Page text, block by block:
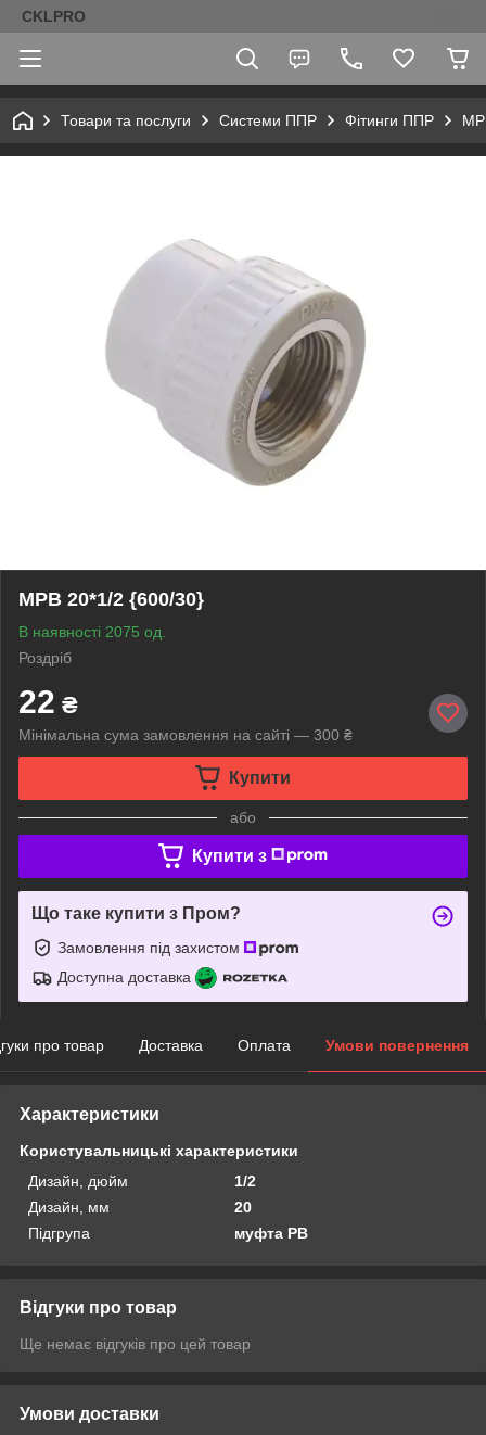
CKLPRO
Товари та послуги Системи ППР Фітинги ППР
МРВ 20*1/2 {600/30}
В наявності 2075 од.
Роздріб
22 ₴
Мінімальна сума замовлення на сайті — 300 ₴
Купити
або
Купити з
Що таке купити з Пром?
Замовлення під захистом
Доступна доставка
про товар Доставка Оплата Умови повернення
Характеристики
Користувальницькі характеристики
Дизайн, дюйм
1/2
Дизайн, мм
20
Підгрупа
муфта РВ
Відгуки про товар
Ще немає відгуків про цей товар
Умови доставки